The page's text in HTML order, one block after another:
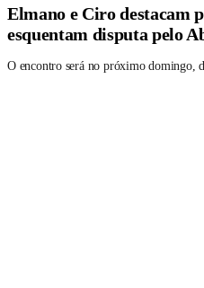
Elmano e Ciro destacam
esquentam disputa pelo
O encontro será no próximo domingo,